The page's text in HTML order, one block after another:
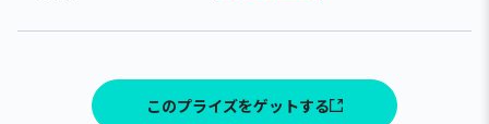
このプライズをゲットする